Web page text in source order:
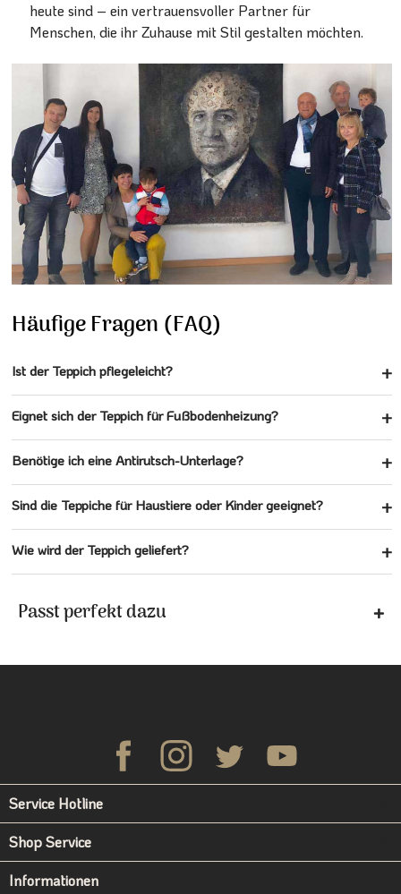
heute sind – ein vertrauensvoller Partner für
Menschen, die ihr Zuhause mit Stil gestalten möchten.
Häufige Fragen (FAQ)
Ist der Teppich pflegeleicht?
Eignet sich der Teppich für Fußbodenheizung?
Benötige ich eine Antirutsch-Unterlage?
Sind die Teppiche für Haustiere oder Kinder geeignet?
Wie wird der Teppich geliefert?
Passt perfekt dazu
Service Hotline
Shop Service
Informationen